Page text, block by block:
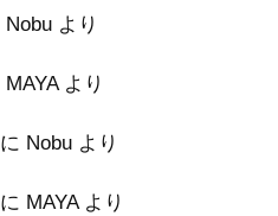
Nobu より
MAYAより
に Nobu より
に MAYAより